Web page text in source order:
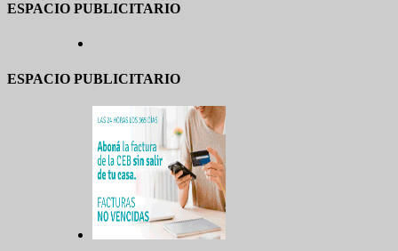
ESPACIO PUBLICITARIO
ESPACIO PUBLICITARIO